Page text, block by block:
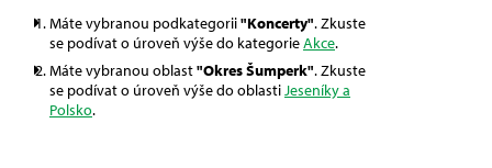
Máte vybranou podkategorii"Koncerty". Zkuste
se podívat o úroveň výše do kategorieAkce.
Máte vybranou oblast"Okres Šumperk". Zkuste
se podívat o úroveň výše do oblastiJeseníky a
Polsko.